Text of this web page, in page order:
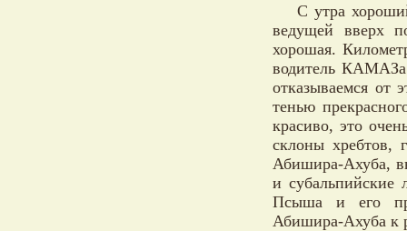
С утра
ведущей вверх
хорошая.
водитель
отказываемся от
тенью
красиво, это
склоны хребтов,
Абишира-Ахуба,
и субальпийские
Псыша и его
Абишира-Ахуба к